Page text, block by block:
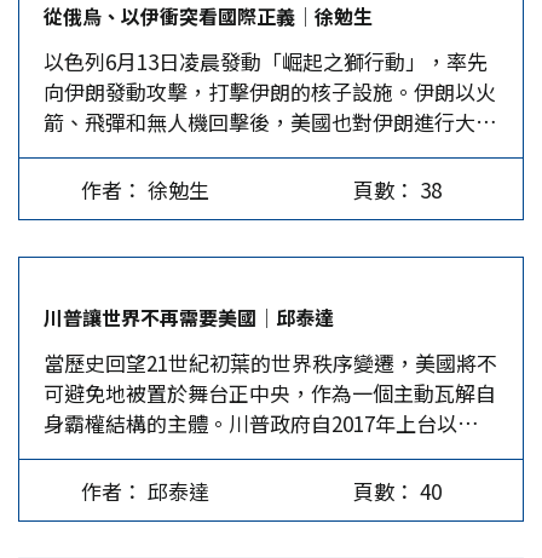
從俄烏、以伊衝突看國際正義│徐勉生
以色列6月13日凌晨發動「崛起之獅行動」，率先
向伊朗發動攻擊，打擊伊朗的核子設施。伊朗以火
箭、飛彈和無人機回擊後，美國也對伊朗進行大轟
炸。這一場軍事衝突再度揭開了國際正義虛偽的真
面目。 以色列、俄羅斯同因不同果 以色列攻擊伊
朗核子設施的理由是，伊朗的核子設施不僅限於和
度已達83.7%，非常接近製造核武所需90%的濃縮
標準。以色列因此認為，必須及時摧毀這項企圖，
以免伊朗建造出核子武器，對以色列構成毀滅性的
生存威脅。發動軍事攻擊是為了保護自己的生存
權，屬於正義之舉，也因如此，美國不僅未譴責以
色列，甚至協助以色列，於6月22日凌晨直接對伊
朗採取進一步攻擊。 反觀2022年2月24日爆發的俄
烏戰爭，則全然不是如此。俄羅斯對烏克蘭東部頓
作者： 徐勉生 頁數： 38
川普讓世界不再需要美國│邱泰達
當歷史回望21世紀初葉的世界秩序變遷，美國將不
可避免地被置於舞台正中央，作為一個主動瓦解自
身霸權結構的主體。川普政府自2017年上台以來，
其「美國優先」外交政策撕裂的，不只是跨大西洋
聯盟與全球自由貿易體系，而是更深層地摧毀了美
國作為全球秩序穩定器的信任資本。 在這場看似
作者： 邱泰達 頁數： 40